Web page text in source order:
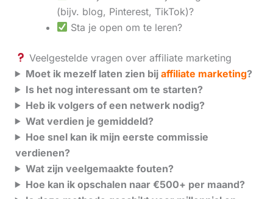
(bijv. blog, Pinterest, TikTok)?
Sta je open om te leren?
Veelgestelde vragen over affiliate marketing
Moet ik mezelf laten zien bij affiliate marketing?
Is het nog interessant om te starten?
Heb ik volgers of een netwerk nodig?
Wat verdien je gemiddeld?
Hoe snel kan ik mijn eerste commissie
verdienen?
Wat zijn veelgemaakte fouten?
Hoe kan ik opschalen naar €500+ per maand?